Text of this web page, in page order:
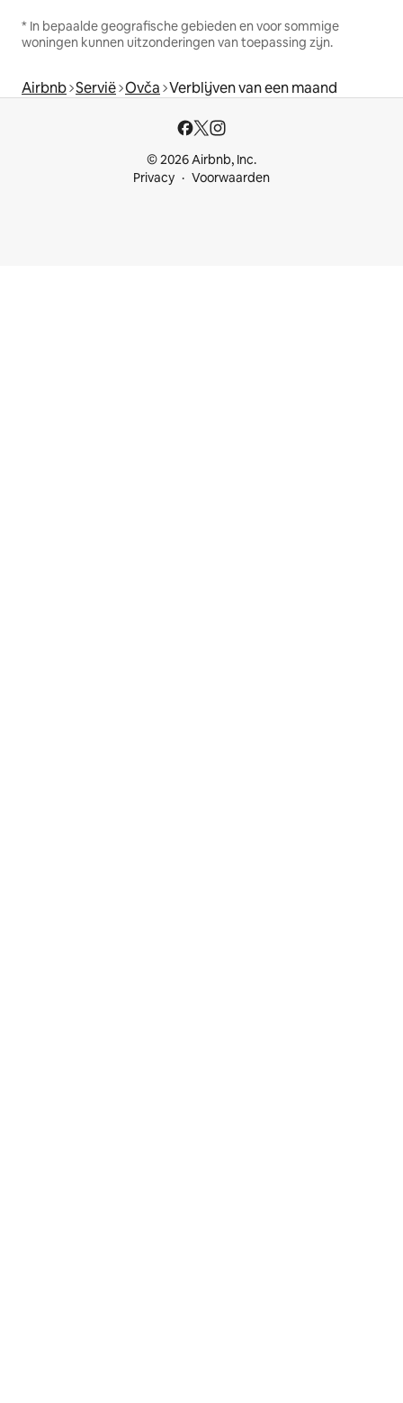
* In bepaalde geografische gebieden en voor sommige
woningen kunnen uitzonderingen van toepassing zijn.
Airbnb Servië Ovča Verblijven van een maand
© 2026 Airbnb, Inc.
Privacy
Voorwaarden